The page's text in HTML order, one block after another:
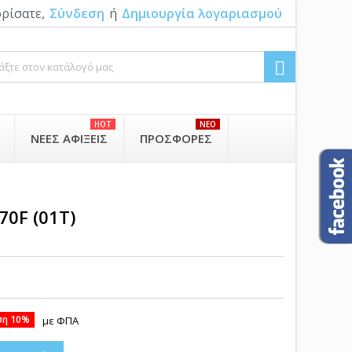
Σύνδεση ή Δημιουργία λογαριασμού

ΝΈΕΣ ΑΦΊΞΕΙΣ
HOT
ΠΡΟΣΦΟΡΈΣ
NEO
(01Τ)
10% με ΦΠΑ